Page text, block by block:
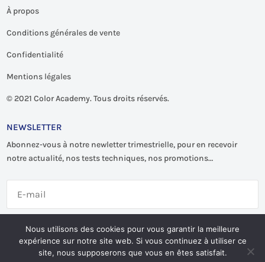
À propos
Conditions générales de vente
Confidentialité
Mentions légales
© 2021 Color Academy. Tous droits réservés.
NEWSLETTER
Abonnez-vous à notre newletter trimestrielle, pour en recevoir
notre actualité, nos tests techniques, nos promotions…
S'abonner
Nous utilisons des cookies pour vous garantir la meilleure
expérience sur notre site web. Si vous continuez à utiliser ce
site, nous supposerons que vous en êtes satisfait.